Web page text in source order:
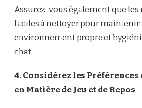
Assurez-vous également que
faciles à nettoyer pour maintenir
environnement propre et
chat.
4. Considérez les Préférences
en Matière de Jeu et de Repos